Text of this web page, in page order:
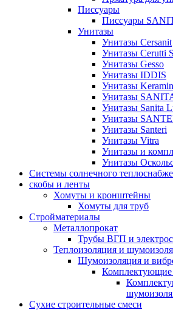
Писсуары
Писсуары
Унитазы
Унитазы Cersanit
Унитазы Cerutti
Унитазы Gesso
Унитазы IDDIS
Унитазы Keramin
Унитазы
Унитазы Sanita
Унитазы
Унитазы Santeri
Унитазы Vitra
Унитазы и
Унитазы
Системы солнечного
скобы и ленты
Хомуты и кронштейны
Хомуты для труб
Стройматериалы
Металлопрокат
Трубы ВГП и
Теплоизоляция и
Шумоизоляция и
Комплектующие
Сухие строительные смеси